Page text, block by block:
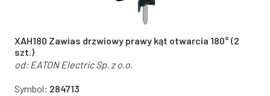
XAH180 Zawias drzwiowy prawy kąt otwarcia 180° (2
szt.)
od: EATON Electric Sp. z o.o.
Symbol: 284713